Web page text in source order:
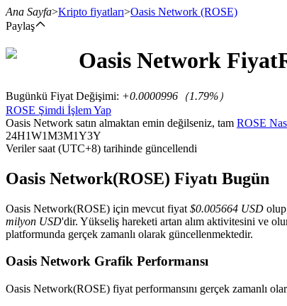
USDT Vadeli İşlemleri
Teminat olarak USDT kullanan vadeli işlemler
Ana Sayfa>Kripto fiyatları>Oasis Network (ROSE)
Paylaş
Oasis Network Fiyat
Bugünkü Fiyat Değişimi: +0.0000996 （1.79%）
ROSE Şimdi İşlem Yap
Oasis Network satın almaktan emin değilseniz, tam ROSE
24H1W1M3M1Y3Y
Veriler saat (UTC+8) tarihinde güncellendi
Oasis Network(ROSE) Fiyatı Bugün
Oasis Network(ROSE) için mevcut fiyat $0.005664 USD
milyon USD'dir. Yükseliş hareketi artan alım aktivitesini ve
platformunda gerçek zamanlı olarak güncellenmektedir.
Oasis Network Grafik Performansı
Oasis Network(ROSE) fiyat performansını gerçek zamanlı